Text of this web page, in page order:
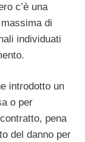
c’è una
di
individuati
introdotto un
o per
pena
del danno per